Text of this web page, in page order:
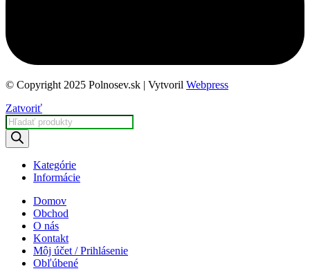
© Copyright 2025 Polnosev.sk | Vytvoril Webpress
Zatvoriť
Products
search
Kategórie
Informácie
Domov
Obchod
O nás
Kontakt
Môj účet / Prihlásenie
Obľúbené